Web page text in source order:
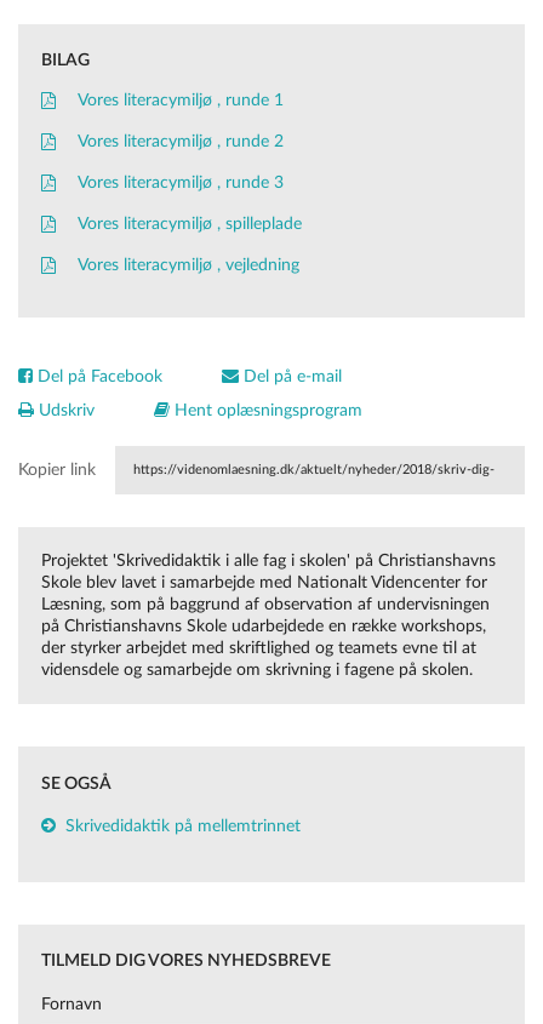
BILAG
Vores literacymiljø , runde 1
Vores literacymiljø , runde 2
Vores literacymiljø , runde 3
Vores literacymiljø , spilleplade
Vores literacymiljø , vejledning
Del på Facebook
Del på e-mail
Udskriv
Hent oplæsningsprogram
Kopier link https://videnomlaesning.dk/aktuelt/nyheder/2018/skriv-dig-
Projektet 'Skrivedidaktik i alle fag i skolen' på Christianshavns
Skole blev lavet i samarbejde med Nationalt Videncenter for
Læsning, som på baggrund af observation af undervisningen
på Christianshavns Skole udarbejdede en række workshops,
der styrker arbejdet med skriftlighed og teamets evne til at
vidensdele og samarbejde om skrivning i fagene på skolen.
SE OGSÅ
Skrivedidaktik på mellemtrinnet
TILMELD DIG VORES NYHEDSBREVE
Fornavn